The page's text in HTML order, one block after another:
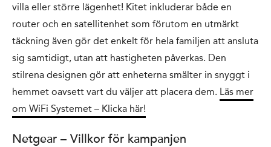
villa eller större lägenhet! Kitet inkluderar både en
router och en satellitenhet som förutom en utmärkt
täckning även gör det enkelt för hela familjen att ansluta
sig samtidigt, utan att hastigheten påverkas. Den
stilrena designen gör att enheterna smälter in snyggt i
hemmet oavsett vart du väljer att placera dem. Läs mer
om WiFi Systemet – Klicka här!
Netgear – Villkor för kampanjen